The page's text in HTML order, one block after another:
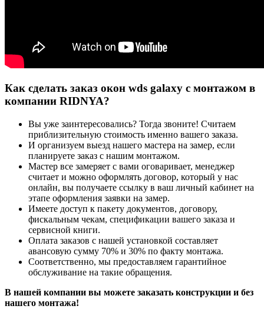
Как сделать заказ окон wds galaxy с монтажом в
компании RIDNYA?
Вы уже заинтересовались? Тогда звоните! Считаем
приблизительную стоимость именно вашего заказа.
И организуем выезд нашего мастера на замер, если
планируете заказ с нашим монтажом.
Мастер все замеряет с вами оговаривает, менеджер
считает и можно оформлять договор, который у нас
онлайн, вы получаете ссылку в ваш личный кабинет на
этапе оформления заявки на замер.
Имеете доступ к пакету документов, договору,
фискальным чекам, спецификации вашего заказа и
сервисной книги.
Оплата заказов с нашей установкой составляет
авансовую сумму 70% и 30% по факту монтажа.
Соответственно, мы предоставляем гарантийное
обслуживание на такие обращения.
В нашей компании вы можете заказать конструкции и без
нашего монтажа!